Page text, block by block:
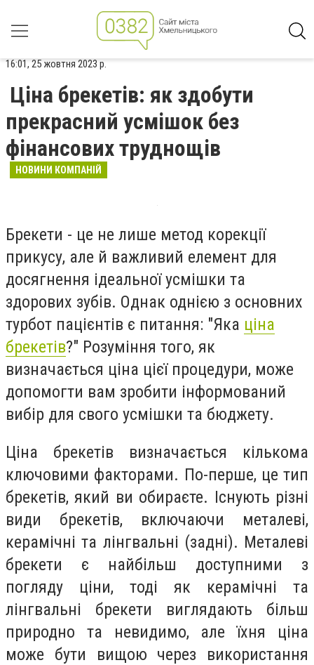
16:01, 25 жовтня 2023 р.
Ціна брекетів: як здобути
прекрасний усмішок без
фінансових труднощів
НОВИНИ КОМПАНІЙ
Брекети - це не лише метод корекції
прикусу, але й важливий елемент для
досягнення ідеальної усмішки та
здорових зубів. Однак однією з основних
турбот пацієнтів є питання: "Яка ціна
брекетів?" Розуміння того, як
визначається ціна цієї процедури, може
допомогти вам зробити інформований
вибір для свого усмішки та бюджету.
Ціна брекетів визначається кількома
ключовими факторами. По-перше, це тип
брекетів, який ви обираєте. Існують різні
види брекетів, включаючи металеві,
керамічні та лінгвальні (задні). Металеві
брекети є найбільш доступними з
погляду ціни, тоді як керамічні та
лінгвальні брекети виглядають більш
природно та невидимо, але їхня ціна
може бути вищою через використання